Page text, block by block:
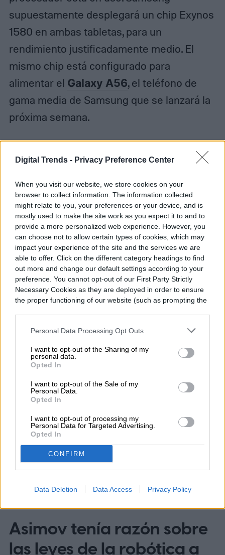
Digital Trends - Privacy Preference Center
When you visit our website, we store cookies on your
browser to collect information. The information collected
might relate to you, your preferences or your device, and is
mostly used to make the site work as you expect it to and to
provide a more personalized web experience. However, you
can choose not to allow certain types of cookies, which may
impact your experience of the site and the services we are
able to offer. Click on the different category headings to find
out more and change our default settings according to your
preference. You cannot opt-out of our First Party Strictly
Necessary Cookies as they are deployed in order to ensure
the proper functioning of our website (such as prompting the
Personal Data Processing Opt Outs
I want to opt-out of the Sharing of my
personal data.
Opted In
I want to opt-out of the Sale of my
Personal Data.
Opted In
I want to opt-out of processing my
Personal Data for Targeted Advertising.
Opted In
CONFIRM
Data Deletion Data Access Privacy Policy
supuestamente desplegará un chip Exynos
1580 en ambas tabletas, para un
rendimiento justificadamente medio. El
mismo chip está configurado para
alimentar el Galaxy A56, el teléfono de
gama media de Samsung que se lanzará la
próxima semana.
Se espera que la Galaxy Tab S10 FE y la Tab
S10 FE Plus lleguen junto conlos
plegables de Samsung este año, lo que
aún nos deja con unos meses hasta el
lanzamiento.
Diego Bastarrica
Senior Editor
Diego Bastarrica es Senior Editor y Head of
Content en Digital Trends en Español,
donde lidera la estrategia editorial, SEO…
Topics
TabletHomepage
Asimov tenía razón sobre
las leyes de la robótica a